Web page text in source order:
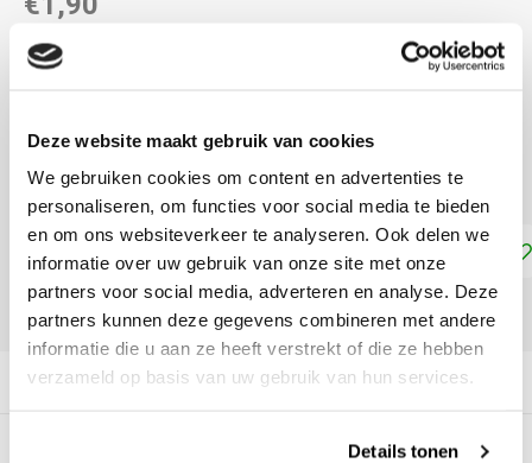
Deze website maakt gebruik van cookies
We gebruiken cookies om content en advertenties te
personaliseren, om functies voor social media te bieden
en om ons websiteverkeer te analyseren. Ook delen we
informatie over uw gebruik van onze site met onze
partners voor social media, adverteren en analyse. Deze
partners kunnen deze gegevens combineren met andere
informatie die u aan ze heeft verstrekt of die ze hebben
verzameld op basis van uw gebruik van hun services.
Details tonen
DIRECT LEVERBAAR
"DMC COLOUR VARIATIONS" OF "DMC LIGHT
EFFECTS " KOOPT, ONTVANG JE EEN KORTING VAN
100% OP HET LAAGSTGEPRIJSDE PRODUCT.
Toevoegen aan winkelwagen
DELEN:
Productomschrijving